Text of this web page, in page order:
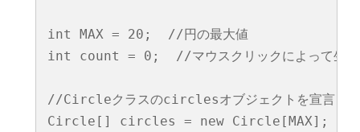
int MAX = 20;  //円の最大値
int count = 0;  //マウスクリックによって生ま
//Circleクラスのcirclesオブジェクトを宣言
Circle[] circles = new Circle[MAX];